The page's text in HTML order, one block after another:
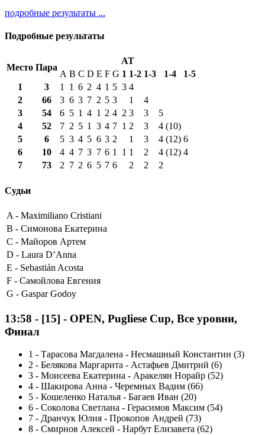
подробные результаты ...
Подробные результаты
Место Пара
AT
A B C D E F G 1 1-2 1-3 1-4
1-5
1
3 1 1 6 2 4 1 5 3 4
2
66 3 6 3 7 2 5 3 1
4
3
54 6 5 1 4 1 2 4 2 3 3
5
4
52 7 2 5 1 3 4 7 1 2 3
4 (10)
5
6 5 3 4 5 6 3 2 1 3 4 (12) 6
6
10 4 4 7 3 7 6 1 1 1 2 4 (12) 4
7
73 2 7 2 6 5 7 6 2 2 2
Судьи
A - Maximiliano Cristiani
B - Симонова Екатерина
C - Майоров Артем
D - Laura D’Anna
E - Sebastián Acosta
F - Самойлова Евгения
G - Gaspar Godoy
13:58 - [15] - OPEN, Pugliese Cup, Все уровни,
Финал
1 - Тарасова Магдалена - Несмашный Константин (3)
2 - Белякова Маргарита - Астафьев Дмитрий (6)
3 - Моисеева Екатерина - Аракелян Норайр (52)
4 - Шакирова Анна - Черемных Вадим (66)
5 - Кошеленко Наталья - Багаев Иван (20)
6 - Соколова Светлана - Герасимов Максим (54)
7 - Дранчук Юлия - Прокопов Андрей (73)
8 - Смирнов Алексей - Нарбут Елизавета (62)